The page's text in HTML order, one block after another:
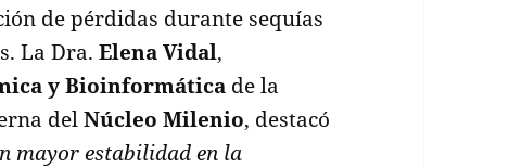
de pérdidas durante sequías
La Dra.Elena Vidal,
y Bioinformática de la
delNúcleo Milenio, destacó
mayor estabilidad en la